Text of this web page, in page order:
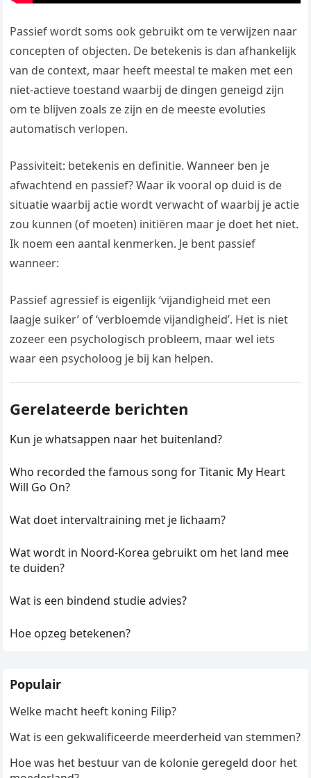
Passief wordt soms ook gebruikt om te verwijzen naar
concepten of objecten. De betekenis is dan afhankelijk
van de context, maar heeft meestal te maken met een
niet-actieve toestand waarbij de dingen geneigd zijn
om te blijven zoals ze zijn en de meeste evoluties
automatisch verlopen.
Passiviteit: betekenis en definitie. Wanneer ben je
afwachtend en passief? Waar ik vooral op duid is de
situatie waarbij actie wordt verwacht of waarbij je actie
zou kunnen (of moeten) initiëren maar je doet het niet.
Ik noem een aantal kenmerken. Je bent passief
wanneer:
Passief agressief is eigenlijk ‘vijandigheid met een
laagje suiker’ of ‘verbloemde vijandigheid’. Het is niet
zozeer een psychologisch probleem, maar wel iets
waar een psycholoog je bij kan helpen.
Gerelateerde berichten
Kun je whatsappen naar het buitenland?
Who recorded the famous song for Titanic My Heart
Will Go On?
Wat doet intervaltraining met je lichaam?
Wat wordt in Noord-Korea gebruikt om het land mee
te duiden?
Wat is een bindend studie advies?
Hoe opzeg betekenen?
Populair
Welke macht heeft koning Filip?
Wat is een gekwalificeerde meerderheid van stemmen?
Hoe was het bestuur van de kolonie geregeld door het